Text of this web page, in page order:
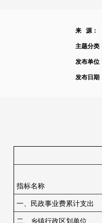
来 源：
主题分类
发布单位
发布日期
2022年1季
指标名称
一、民政事业费累计支出
二、乡镇行政区划单位